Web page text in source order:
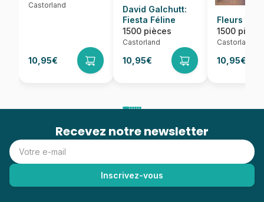
Castorland
10,95€
David Galchutt:
Fiesta Féline
1500 pièces
Castorland
10,95€
Fleurs de
1500
Castorland
10,95€
Recevez notre newsletter